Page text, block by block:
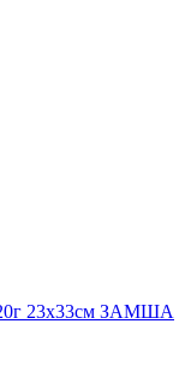
23х33см ЗАМША